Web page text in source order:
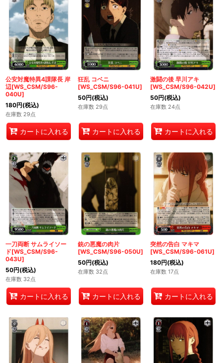
公安対魔特異4課隊長 岸
辺[WS_CSM/S96-
040U]
180円(税込)
在庫数 29点
カートに入れる
狂乱 コベニ
[WS_CSM/S96-041U]
50円(税込)
在庫数 29点
カートに入れる
激闘の後 早川アキ
[WS_CSM/S96-042U]
50円(税込)
在庫数 24点
カートに入れる
一刀両断 サムライソー
ド[WS_CSM/S96-
043U]
50円(税込)
在庫数 32点
カートに入れる
銃の悪魔の肉片
[WS_CSM/S96-050U]
50円(税込)
在庫数 32点
カートに入れる
突然の告白 マキマ
[WS_CSM/S96-061U]
180円(税込)
在庫数 17点
カートに入れる